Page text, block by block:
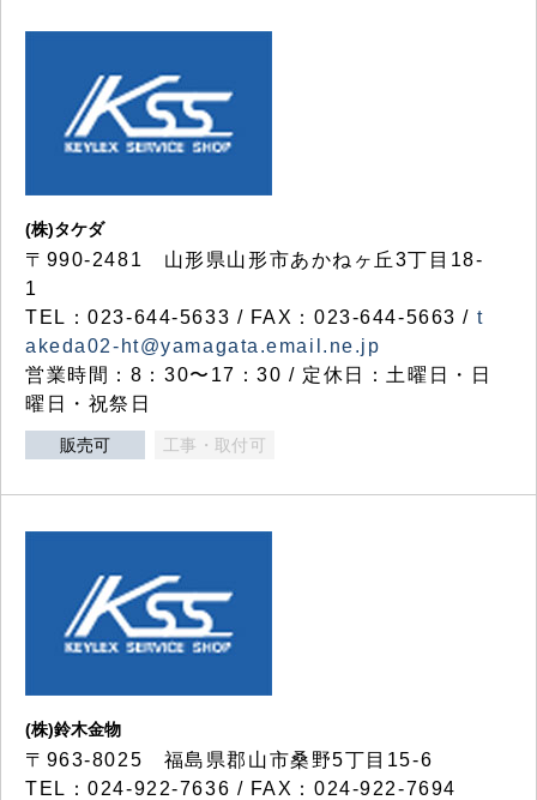
(株)タケダ
〒990-2481 山形県山形市あかねヶ丘3丁目18-
1
TEL：023-644-5633 / FAX：023-644-5663 / t
akeda02-ht@yamagata.email.ne.jp
営業時間：8：30〜17：30 / 定休日：土曜日・日
曜日・祝祭日
販売可 工事・取付可
(株)鈴木金物
〒963-8025 福島県郡山市桑野5丁目15-6
TEL：024-922-7636 / FAX：024-922-7694